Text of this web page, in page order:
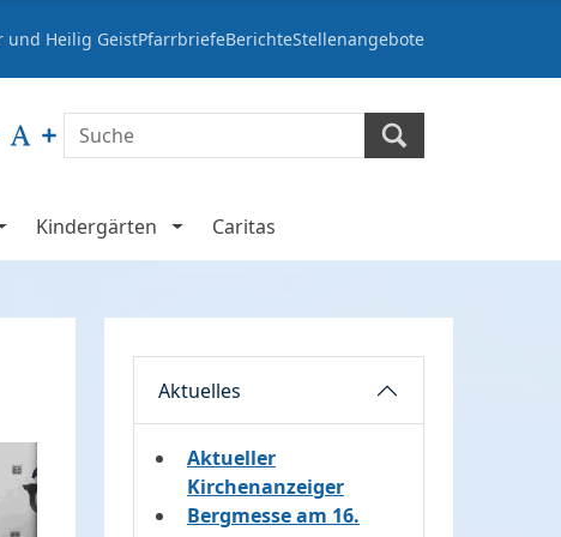
und Heilig GeistPfarrbriefeBerichteStellenangebote
Kindergärten Caritas
Aktuelles
Aktueller
Kirchenanzeiger
Bergmesse am 16.